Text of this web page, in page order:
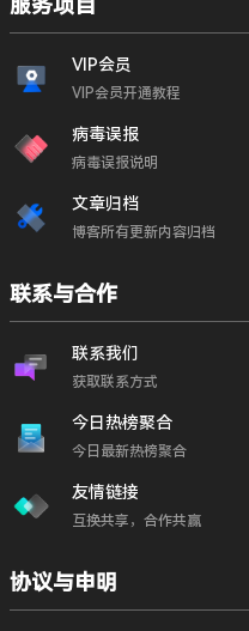
服务项目
VIP会员
VIP会员开通教程
病毒误报
病毒误报说明
文章归档
博客所有更新内容归档
联系与合作
联系我们
获取联系方式
今日热榜聚合
今日最新热榜聚合
友情链接
互换共享，合作共赢
协议与申明